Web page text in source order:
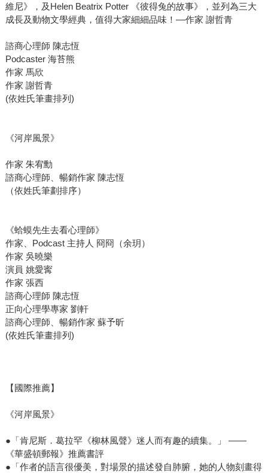
維尼》，及Helen Beatrix Potter 《彼得兔的故事》，並列為三大
成長及動物文學經典，值得大家細細品味！––作家 謝哲青
諮商心理師 陳志恆
Podcaster 海苔熊
作家 馬欣
作家 謝哲青
(依姓氏筆畫排列)
《河岸風景》
作家 朱宥勳
諮商心理師、暢銷作家 陳志恆
（依姓氏筆劃排序）
《蛤蟆先生去看心理師》
作家、Podcast 主持人 冏冏（余玥）
作家 吳曉樂
演員 姚愛寗
作家 張西
諮商心理師 陳志恆
正向心理學專家 劉軒
諮商心理師、暢銷作家 蘇予昕
(依姓氏筆畫排列)
【國際推薦】
《河岸風景》
●「肯尼斯．葛拉罕《柳林風聲》迷人而有趣的續集。」 ——
《華盛頓郵報》推薦書評
●「作者的語言很優美，對場景的描述發自肺腑，她的人物刻畫得